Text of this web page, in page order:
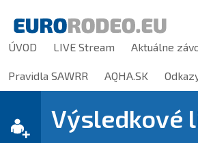
ÚVOD LIVE Stream Aktuálne
Pravidla SAWRR AQHA.SK
Výsledkové